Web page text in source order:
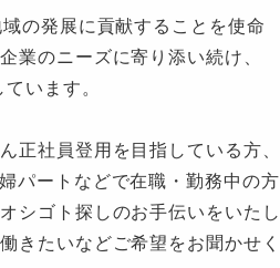
の発展に貢献することを使命
業のニーズに寄り添い続け、
います。
正社員登用を目指している方、
パートなどで在職・勤務中の方
シゴト探しのお手伝いをいたし
きたいなどご希望をお聞かせく